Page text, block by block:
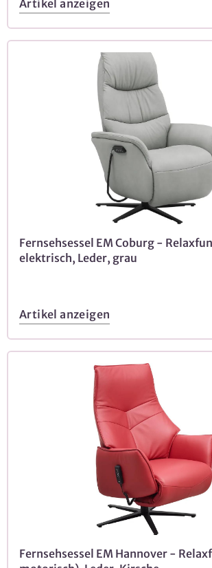
Artikel anzeigen
Fernsehsessel EM Coburg -
elektrisch, Leder, grau
Artikel anzeigen
Fernsehsessel EM Hannover -